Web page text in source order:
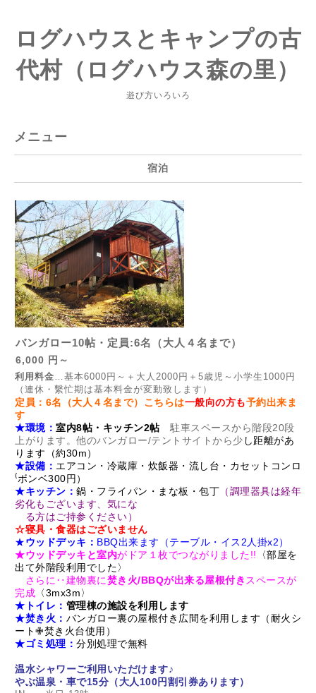
ログハウスとキャンプの古
代村（ログハウス森の里）
遊び方いろいろ
メニュー
宿泊
バンガロー10帖・定員:6名（大人４名まで）
6,000 円～
利用料金…基本6000円～＋大人2000円＋5歳児～小学生1000円
（連休・繫忙期は基本料金が変動致します）
定員：6名（大人４名まで）こちらは一般向の方も予約出来ま
す
★環境： 室内8帖・キッチン2帖 駐車スペースから階段20段
上がります。他のバンガロー/テントサイトから少 し距離があ
ります（約30m）
★設備： エアコン・冷蔵庫・炊飯器・流し台・カセットコンロ
⁽ボンベ300円）
★キッチン： 鍋・フライパン・まな板・包丁 （調理器具は経年
劣化もございます、気にな
る方はご持参ください）
☆寝具・食器はございません
★ウッドデッキ： BBQ出来ます（テーブル・イス2人掛x2）
★ウッドデッキと室内がドア１枚でつながりました!! 〈部屋を
出て外階段利用でした〉
さらに‥建物裏に焚き火/BBQが出来る屋根付き スペースが
完成 〈3mx3m〉
★トイレ： 管理棟の施設を利用します
★焚き火： バンガロー裏の屋根付き広間を利用します（耐火シ
ート✙焚き火台使用）
★ゴミ処理： 分別処理で無料
温水シャワーご利用いただけます♪
やぶ温泉・車で15分（大人100円割引券あります）